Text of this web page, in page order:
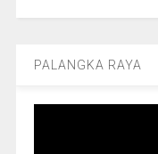
PALANGKA RAYA